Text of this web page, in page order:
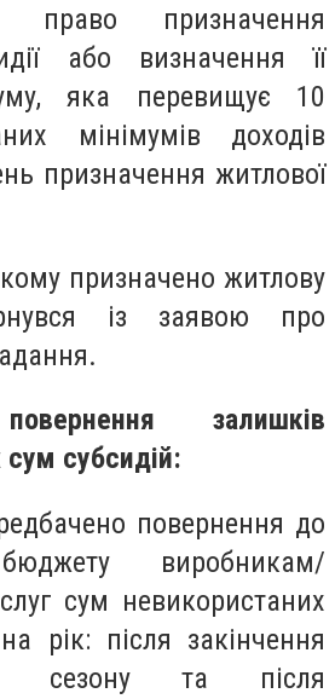
право призначення
або визначення її
яка перевищує 10
мінімумів доходів
призначення житлової
призначено житлову
із заявою про
залишків
сум субсидій:
повернення до
виробникам/
сум невикористаних
рік: після закінчення
сезону та після